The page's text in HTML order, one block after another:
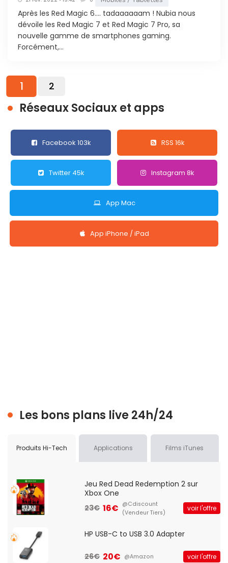
Après les Red Magic 6…. tadaaaaaam ! Nubia nous
dévoile les Red Magic 7 et Red Magic 7 Pro, sa
nouvelle gamme de smartphones gaming.
Forcément,...
1 2
Réseaux Sociaux et apps
Facebook 103k RSS 16k
Twitter 45k Instagram 8k
App Mac
App iPhone / iPad
Les bons plans live 24h/24
Produits Hi-Tech Applications Films iTunes
Jeu Red Dead Redemption 2 sur
Xbox One
23€ 16€ @Cdiscount
(Vendeur Tiers)
voir l'offre
HP USB-C to USB 3.0 Adapter
26€ 20€ @Amazon voir l'offre